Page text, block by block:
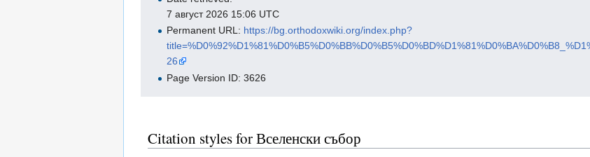
7 август 2026 15:06 UTC
Permanent URL: https://bg.orthodoxwiki.org/index.php?
26
Page Version ID: 3626
Citation styles for Вселенски събор